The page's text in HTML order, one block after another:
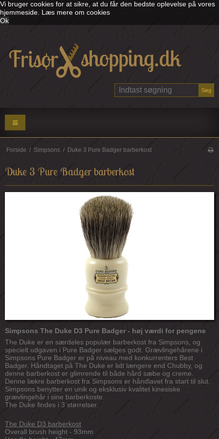
Vi bruger cookies for at sikre, at du får den bedste oplevelse på vores
hjemmeside. Læs mere om cookies
Ok
Søg
Forside / Simpsons / Duke 3 Pure Badger barberkost
Duke 3 Pure Badger barberkost
Simpsons The Duke D3 Pure Badger - høj værdi for pengene
The Duke er en særdeles populær barberkost fra Simpsons, og
specielt udgaven i Pure Badger sælges godt. Grævlingehårene i
Simpsons Pure Badger er på niveau med konkurrenters Best
Badger. Håndtaget på The Duke er lidt længere end Chubby, og
denne barberkost er glimrende til både hård sæbe og creme.
Denne lækre barberkost fra Simpsons er håndlavet fra start til slut.
Simpsons benytter en unik og eksklusiv kvalitet kinesiske
grævlingehår i sine barberkoste.
The Duke findes i 3 størrelser.
The Duke D3 barberkost
Overall brush height - 93mm